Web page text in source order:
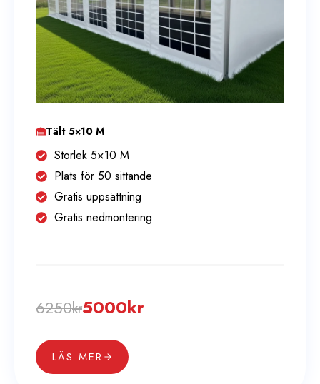
Tält 5×10 M
Storlek 5×10 M
Plats för 50 sittande
Gratis uppsättning
Gratis nedmontering
6250kr5000kr
LÄS MER